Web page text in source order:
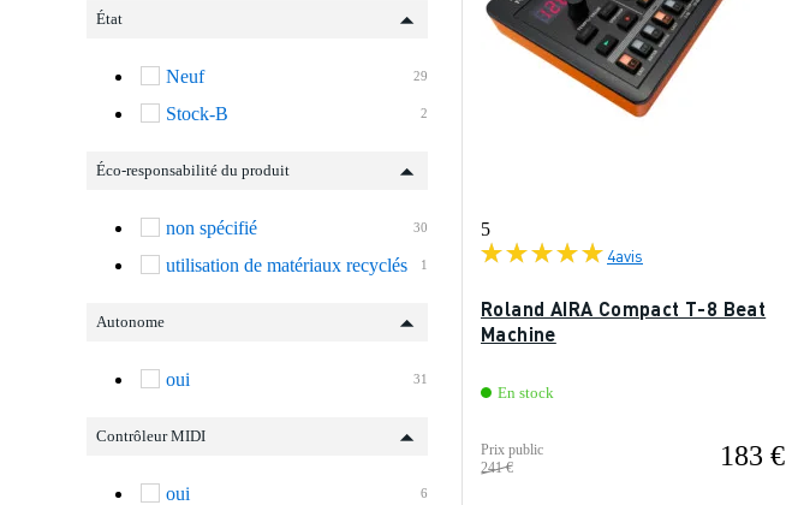
État
29
Neuf
2
Stock-B
Éco-responsabilité du produit
30
non spécifié
1
utilisation de matériaux recyclés
Autonome
31
oui
Contrôleur MIDI
6
oui
5
4avis
Roland AIRA Compact T-8 Beat
Machine
En stock
Prix public
241 €
183 €